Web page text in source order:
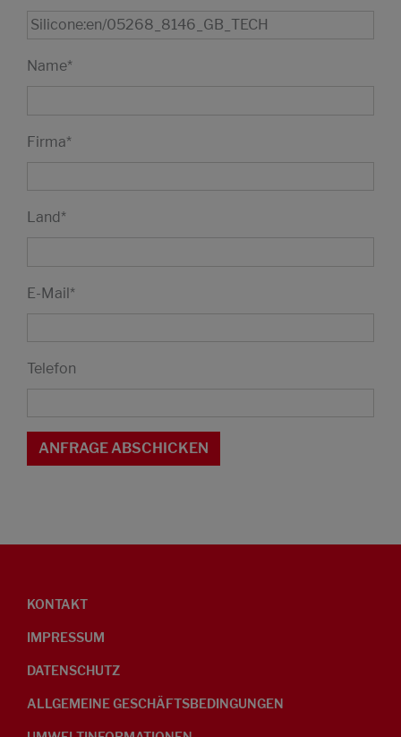
Name*
Firma*
Land*
E-Mail*
Telefon
KONTAKT
IMPRESSUM
DATENSCHUTZ
ALLGEMEINE GESCHÄFTSBEDINGUNGEN